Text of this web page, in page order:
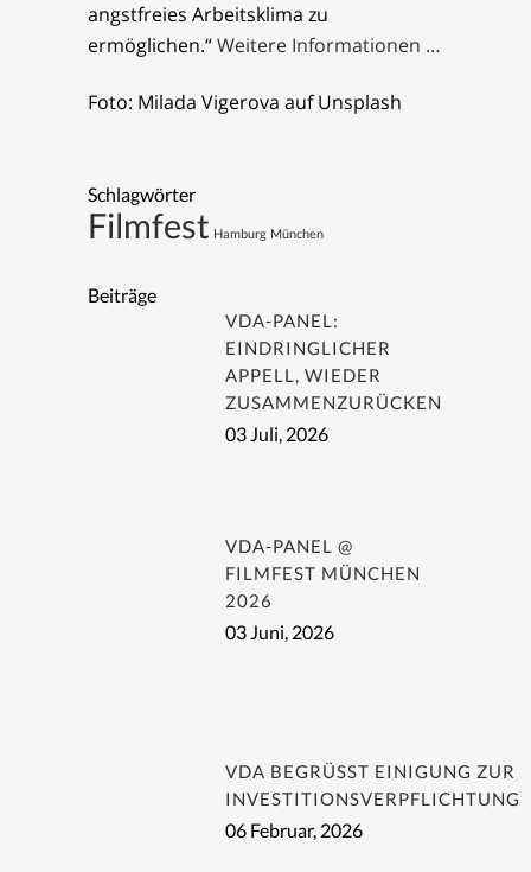
angstfreies Arbeitsklima zu
ermöglichen.“Weitere Informationen …
Foto: Milada Vigerova auf Unsplash
Schlagwörter
Filmfest Hamburg München
Beiträge
VDA-PANEL:
EINDRINGLICHER
APPELL, WIEDER
ZUSAMMENZURÜCKEN
03 Juli, 2026
VDA-PANEL @
FILMFEST MÜNCHEN
2026
03 Juni, 2026
VDA BEGRÜSST EINIGUNG ZUR I
NVESTITIONSVERPFLICHTUNG
06 Februar, 2026